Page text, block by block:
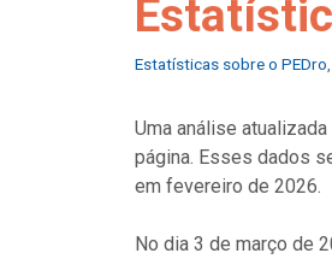
Categories
Estatísticas sobre o PEDro
Uma análise
página. Esses dados
em fevereiro de 2026.
No dia 3 de março de